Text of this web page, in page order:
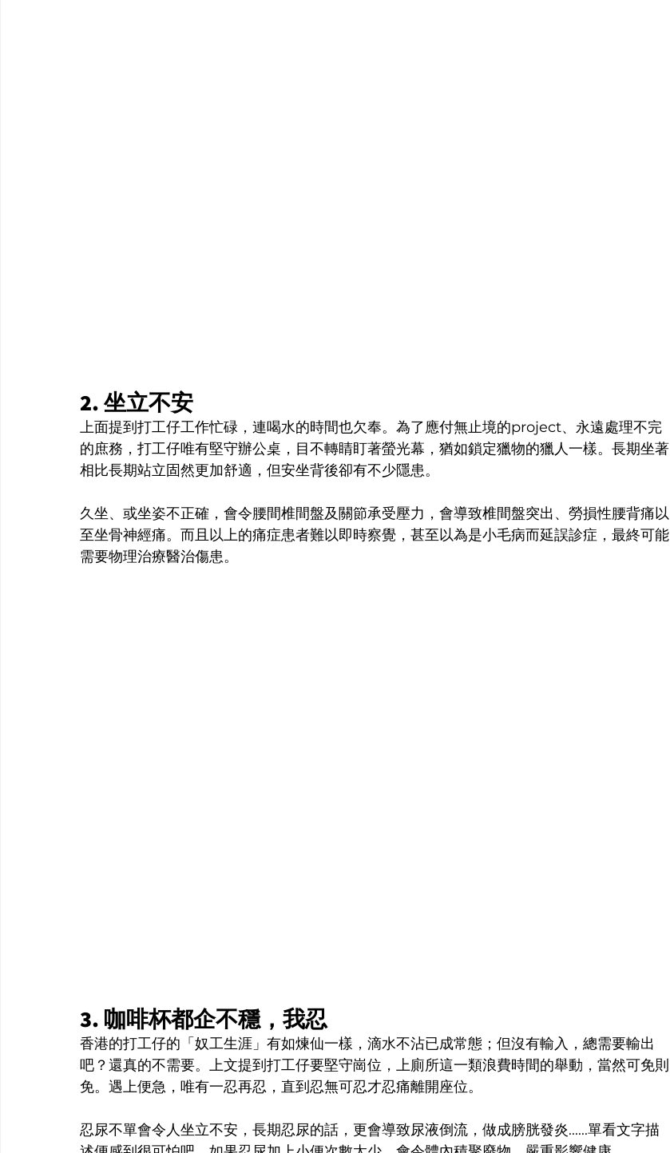
2. 坐立不安
上面提到打工仔工作忙碌，連喝水的時間也欠奉。為了應付無止境的project、永遠處理不完
的庶務，打工仔唯有堅守辦公桌，目不轉睛盯著螢光幕，猶如鎖定獵物的獵人一樣。長期坐著
相比長期站立固然更加舒適，但安坐背後卻有不少隱患。
久坐、或坐姿不正確，會令腰間椎間盤及關節承受壓力，會導致椎間盤突出、勞損性腰背痛以
至坐骨神經痛。而且以上的痛症患者難以即時察覺，甚至以為是小毛病而延誤診症，最終可能
需要物理治療醫治傷患。
3. 咖啡杯都企不穩，我忍
香港的打工仔的「奴工生涯」有如煉仙一樣，滴水不沾已成常態；但沒有輸入，總需要輸出
吧？還真的不需要。上文提到打工仔要堅守崗位，上廁所這一類浪費時間的舉動，當然可免則
免。遇上便急，唯有一忍再忍，直到忍無可忍才忍痛離開座位。
忍尿不單會令人坐立不安，長期忍尿的話，更會導致尿液倒流，做成膀胱發炎......單看文字描